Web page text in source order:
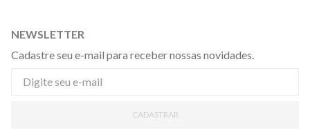
NEWSLETTER
Cadastre seu e-mail para receber nossas novidades.
CADASTRAR